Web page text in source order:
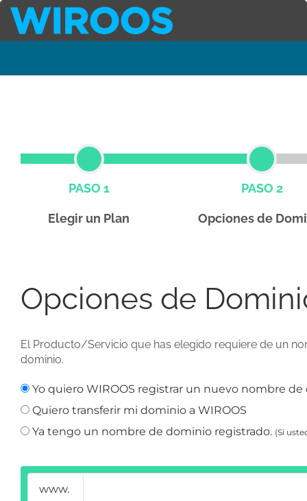
PASO 1
Elegir un Plan
PASO 2
Opciones de
Opciones de
El Producto/Servicio que has elegido requiere de un
dominio.
Yo quiero WIROOS registrar un nuevo nombre de
Quiero transferir mi dominio a WIROOS
Ya tengo un nombre de dominio registrado. (Si
www.